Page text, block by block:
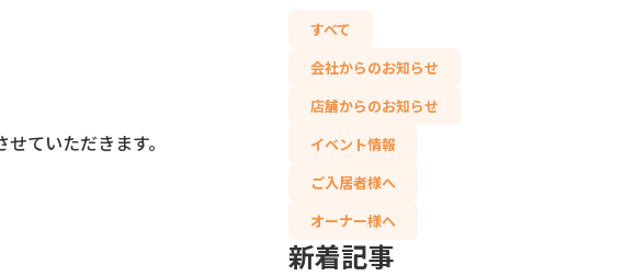
ていただきます。
すべて
会社からのお知らせ
店舗からのお知らせ
イベント情報
ご入居者様へ
オーナー様へ
新着記事